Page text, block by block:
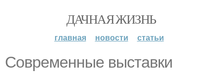
ДАЧНАЯ ЖИЗНЬ
главная новости статьи
Современные выставки